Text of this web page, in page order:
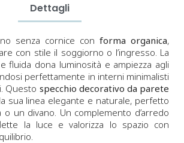
Dettagli
senza cornice con forma organica,
con stile il soggiorno o l’ingresso. La
fluida dona luminosità e ampiezza agli
perfettamente in interni minimalisti
Questo specchio decorativo da parete
sua linea elegante e naturale, perfetto
un divano. Un complemento d’arredo
la luce e valorizza lo spazio con